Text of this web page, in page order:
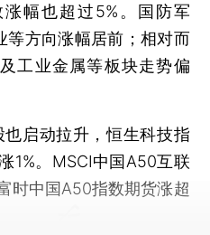
幅也超过5%。国防军
等方向涨幅居前；相对而
工业金属等板块走势偏
启动拉升，恒生科技指
1%。MSCI中国A50互联
时中国A50指数期货涨超